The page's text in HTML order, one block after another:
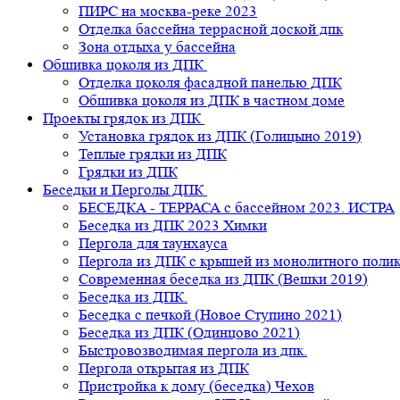
ПИРС на москва-реке 2023
Отделка бассейна террасной доской дпк
Зона отдыха у бассейна
Обшивка цоколя из ДПК
Отделка цоколя фасадной панелью ДПК
Обшивка цоколя из ДПК в частном доме
Проекты грядок из ДПК
Установка грядок из ДПК (Голицыно 2019)
Теплые грядки из ДПК
Грядки из ДПК
Беседки и Перголы ДПК
БЕСЕДКА - ТЕРРАСА с бассейном 2023. ИСТРА
Беседка из ДПК 2023 Химки
Пергола для таунхауса
Пергола из ДПК с крышей из монолитного
Современная беседка из ДПК (Вешки 2019)
Беседка из ДПК.
Беседка с печкой (Новое Ступино 2021)
Беседка из ДПК (Одинцово 2021)
Быстровозводимая пергола из дпк.
Пергола открытая из ДПК
Пристройка к дому (беседка) Чехов